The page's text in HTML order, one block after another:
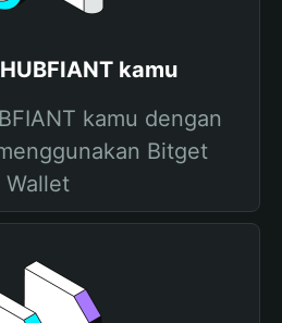
kamu
kamu dengan
Bitget
Wallet